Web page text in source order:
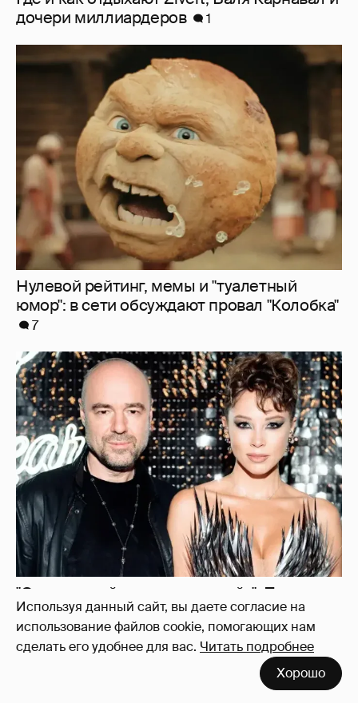
Используя данный сайт, вы даете согласие на
использование файлов cookie, помогающих нам
сделать его удобнее для вас. Читать подробнее
Хорошо
Нулевой рейтинг, мемы и "туалетный
юмор": в сети обсуждают провал "Колобка"
"Оплаченный алиментами хейт". Полина
Диброва снова высказалась о бывшей
жене своего возлюбленного
8